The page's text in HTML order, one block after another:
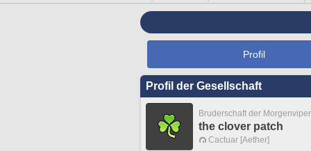
Profil
Profil der Gesellschaft
Bruderschaft der
the clover patch
Cactuar [Aether]